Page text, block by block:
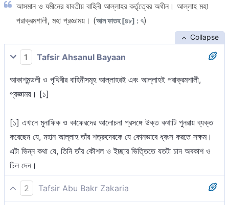
আসমান ও যমীনের যাবতীয় বাহিনী আল্লাহর কর্তৃত্বের অধীন। আল্লাহ মহা
পরাক্রমশালী, মহা প্রজ্ঞাময়। (আল ফাতহ [৪৮] : ৭)
Collapse
1 Tafsir Ahsanul Bayaan
আকাশমন্ডলী ও পৃথিবীর বাহিনীসমূহ আল্লাহরই এবং আল্লাহই পরাক্রমশালী,
প্রজ্ঞাময়। [১]
[১] এখানে মুনাফিক ও কাফেরদের আলোচনা প্রসঙ্গে উক্ত কথাটি পুনরায় ব্যক্ত
করেছেন যে, মহান আল্লাহ তাঁর শত্রুদেরকে যে কোনভাবে ধ্বংস করতে সক্ষম।
এটা ভিন্ন কথা যে, তিনি তাঁর কৌশল ও ইচ্ছার ভিত্তিতে যতটা চান অবকাশ ও
ঢিল দেন।
2 Tafsir Abu Bakr Zakaria